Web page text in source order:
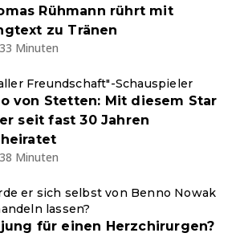
Rühmann rührt mit
zu Tränen
Minuten
Freundschaft"-Schauspieler
von Stetten: Mit diesem Star
seit fast 30 Jahren
Minuten
er sich selbst von Benno Nowak
lassen?
für einen Herzchirurgen?